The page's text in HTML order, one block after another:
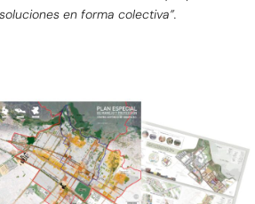
en forma colectiva”.